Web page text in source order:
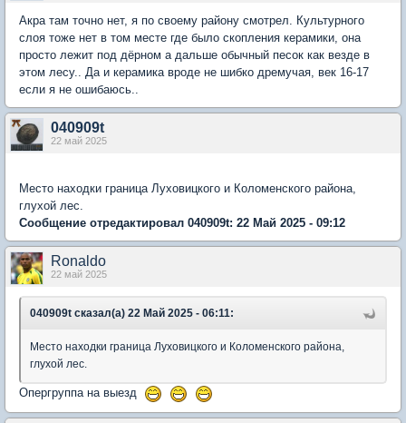
Акра там точно нет, я по своему району смотрел. Культурного
слоя тоже нет в том месте где было скопления керамики, она
просто лежит под дёрном а дальше обычный песок как везде в
этом лесу.. Да и керамика вроде не шибко дремучая, век 16-17
если я не ошибаюсь..
040909t
22 май 2025
Место находки граница Луховицкого и Коломенского района,
глухой лес.
Сообщение отредактировал 040909t: 22 Май 2025 - 09:12
Ronaldo
22 май 2025
040909t сказал(а) 22 Май 2025 - 06:11:
Место находки граница Луховицкого и Коломенского района,
глухой лес.
Опергруппа на выезд